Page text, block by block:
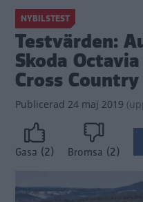
NYBILSTEST
Testvärden:
Skoda
Cross
Publicerad 24 maj 2019 (
Gasa (2) Bromsa (2)